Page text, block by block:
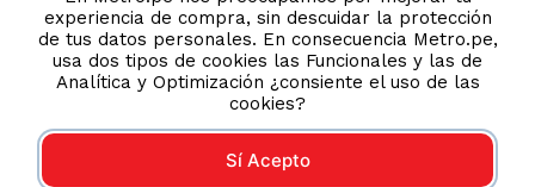
experiencia de compra, sin descuidar la protección
de tus datos personales. En consecuencia Metro.pe,
usa dos tipos de cookies las Funcionales y las de
Analítica y Optimización ¿consiente el uso de las
cookies?
Sí Acepto